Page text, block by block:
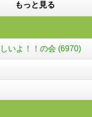
もっと見る
いよ！！の会 (6970)